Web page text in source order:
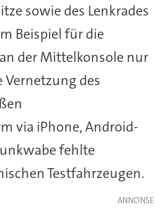
sowie des Lenkrades
Beispiel für die
der Mittelkonsole nur
Vernetzung des
via iPhone, Android-
fehlte
Testfahrzeugen.